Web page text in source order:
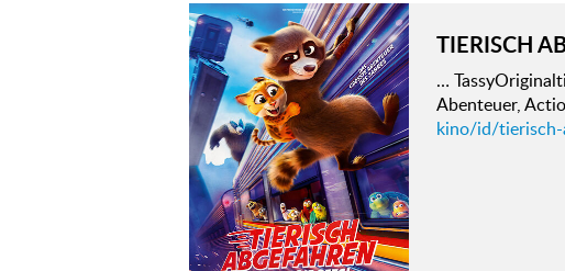
TIERISCH
…
Abenteuer,
kino/id/